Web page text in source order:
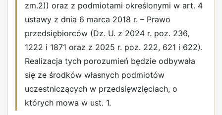
zm.2)) oraz z podmiotami określonymi w art. 4
ustawy z dnia 6 marca 2018 r. – Prawo
przedsiębiorców (Dz. U. z 2024 r. poz. 236,
1222 i 1871 oraz z 2025 r. poz. 222, 621 i 622).
Realizacja tych porozumień będzie odbywała
się ze środków własnych podmiotów
uczestniczących w przedsięwzięciach, o
których mowa w ust. 1.